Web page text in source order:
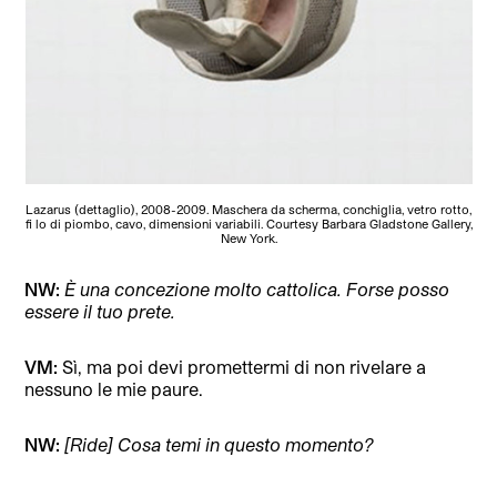
Lazarus (dettaglio), 2008-2009. Maschera da scherma, conchiglia, vetro rotto,
fi lo di piombo, cavo, dimensioni variabili. Courtesy Barbara Gladstone Gallery,
New York.
NW: È una concezione molto cattolica. Forse posso
essere il tuo prete.
VM: Sì, ma poi devi promettermi di non rivelare a
nessuno le mie paure.
NW: [Ride] Cosa temi in questo momento?